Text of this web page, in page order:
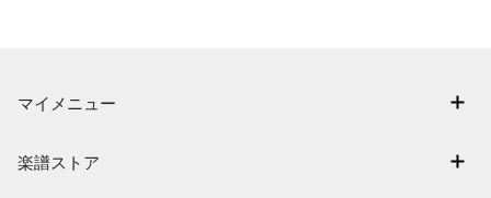
マイメニュー
楽譜ストア